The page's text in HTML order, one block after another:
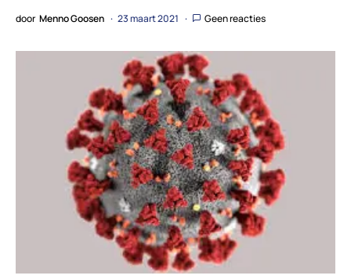
door Menno Goosen 23 maart 2021 Geen reacties